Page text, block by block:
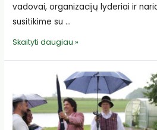
vadovai, organizacijų lyderiai ir
susitikime su …
ŽŪR
žemės
ūkio
ministru
Skaityti daugiau »